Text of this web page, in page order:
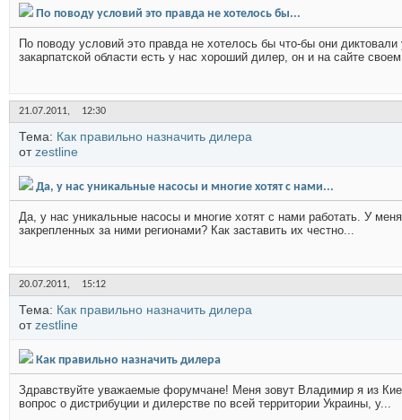
По поводу условий это правда не хотелось бы...
По поводу условий это правда не хотелось бы что-бы они
закарпатской области есть у нас хороший дилер, он и на сайте
21.07.2011, 12:30
Тема: Как правильно назначить дилера
отzestline
Да, у нас уникальные насосы и многие хотят с нами...
Да, у нас уникальные насосы и многие хотят с нами работать. У
закрепленных за ними регионами? Как заставить их честно...
20.07.2011, 15:12
Тема: Как правильно назначить дилера
отzestline
Как правильно назначить дилера
Здравствуйте уважаемые форумчане! Меня зовут Владимир я из
вопрос о дистрибуции и дилерстве по всей территории Украины, у...